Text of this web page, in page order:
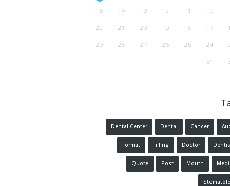
10
11
12
13
14
15
17
18
19
20
21
22
24
25
26
27
28
29
31
Cancer
Dental
Dental Center
Doctor
Filling
Format
Mouth
Post
Quote